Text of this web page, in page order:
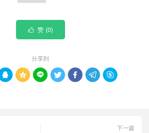
 赞 (0)
分享到
      
下一篇